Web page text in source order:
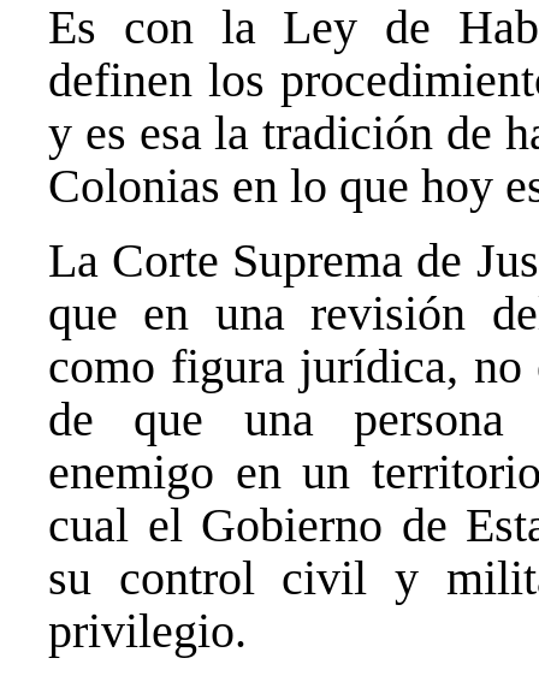
Es con la Ley de
definen los
y es esa la tradición de
Colonias en lo que hoy
La Corte Suprema de
que en una revisión
como figura jurídica, no
de que una persona
enemigo en un
cual el Gobierno de
su control civil y
privilegio.